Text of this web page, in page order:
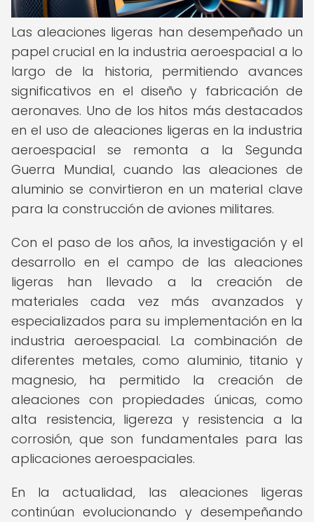
Las aleaciones ligeras han desempeñado un
papel crucial en la industria aeroespacial a lo
largo de la historia, permitiendo avances
significativos en el diseño y fabricación de
aeronaves. Uno de los hitos más destacados
en el uso de aleaciones ligeras en la industria
aeroespacial se remonta a la Segunda
Guerra Mundial, cuando las aleaciones de
aluminio se convirtieron en un material clave
para la construcción de aviones militares.
Con el paso de los años, la investigación y el
desarrollo en el campo de las aleaciones
ligeras han llevado a la creación de
materiales cada vez más avanzados y
especializados para su implementación en la
industria aeroespacial. La combinación de
diferentes metales, como aluminio, titanio y
magnesio, ha permitido la creación de
aleaciones con propiedades únicas, como
alta resistencia, ligereza y resistencia a la
corrosión, que son fundamentales para las
aplicaciones aeroespaciales.
En la actualidad, las aleaciones ligeras
continúan evolucionando y desempeñando